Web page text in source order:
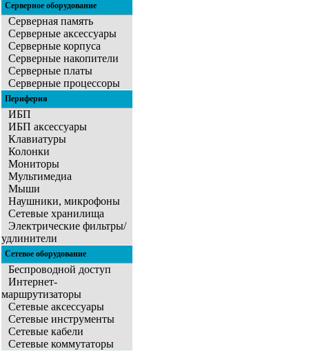
Серверное оборудование
Серверная память
Серверные аксессуары
Серверные корпуса
Серверные накопители
Серверные платы
Серверные процессоры
Периферия
ИБП
ИБП аксессуары
Клавиатуры
Колонки
Мониторы
Мультимедиа
Мыши
Наушники, микрофоны
Сетевые хранилища
Электрические фильтры/
удлинители
Сетевое оборудование
Беспроводной доступ
Интернет-
маршрутизаторы
Сетевые аксессуары
Сетевые инструменты
Сетевые кабели
Сетевые коммутаторы